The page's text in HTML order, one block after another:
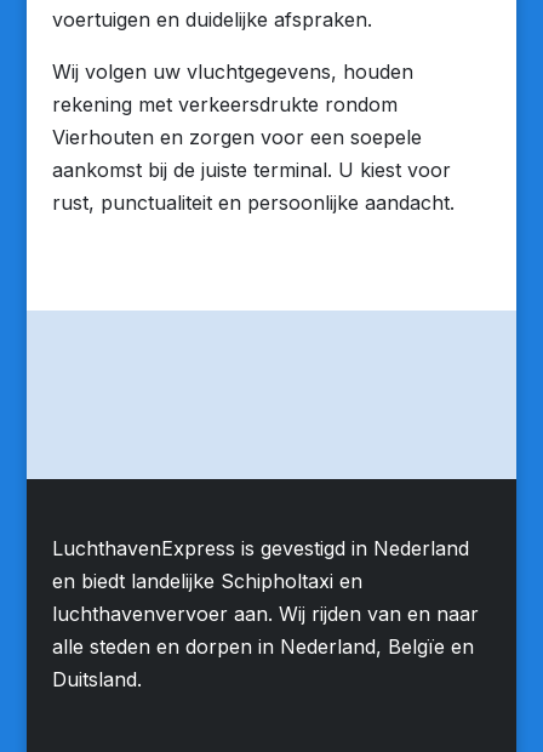
voertuigen en duidelijke afspraken.
Wij volgen uw vluchtgegevens, houden
rekening met verkeersdrukte rondom
Vierhouten en zorgen voor een soepele
aankomst bij de juiste terminal. U kiest voor
rust, punctualiteit en persoonlijke aandacht.
LuchthavenExpress is gevestigd in Nederland
en biedt landelijke Schipholtaxi en
luchthavenvervoer aan. Wij rijden van en naar
alle steden en dorpen in Nederland, Belgïe en
Duitsland.